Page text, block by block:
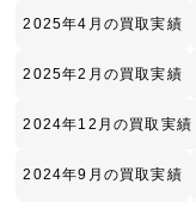
2025年4月の買取実績
2025年2月の買取実績
2024年12月の買取実績
2024年9月の買取実績